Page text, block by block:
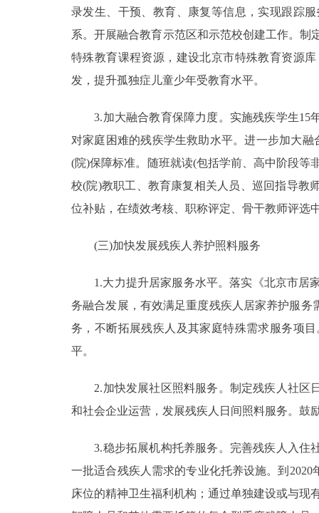
录发生、干预、教育、康复等信息，实现跟踪
系。开展融合教育示范区和示范校创建工作。
特殊教育课程资源，建设北京市特殊教育资源
发，提升孤独症儿童少年受教育水平。
3.加大融合教育保障力度。实施残疾学生15
对家庭困难的残疾学生救助水平。进一步加大
(院)保障标准。随班就读(包括学前、高中阶段等
校(院)教职工、教育康复相关人员、巡回指导教
位补贴，在绩效考核、职称评定、骨干教师评选
(三)加快发展残疾人养护照料服务
1.大力提升居家服务水平。落实《北京市居家
务融合发展，有效满足重度残疾人居家养护服
务，不断拓展残疾人及其家庭特殊需求服务项
平。
2.加快发展社区照料服务。制定残疾人社区日
和社会企业运营，发展残疾人日间照料服务。鼓
3.稳步拓展机构托养服务。完善残疾人入住社
一批适合残疾人需求的专业化托养设施。到
床位的精神卫生福利机构；通过单独建设或与现